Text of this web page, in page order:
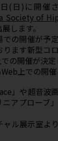
(日)に開催
Society of
します。
の開催が予
ます新型コ
の開催が決定
上での開催
」や超音波
アプローブ
ル展示室よ